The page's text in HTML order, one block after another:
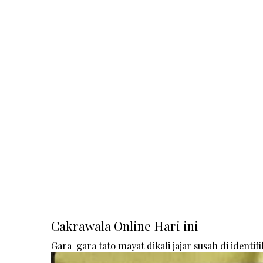
Cakrawala Online Hari ini
Gara-gara tato mayat dikali jajar susah di